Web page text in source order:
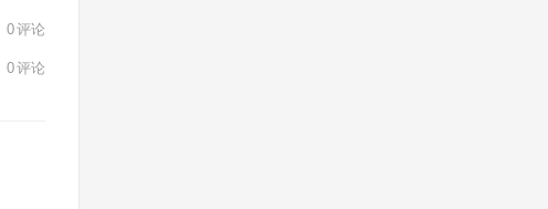
0评论
0评论